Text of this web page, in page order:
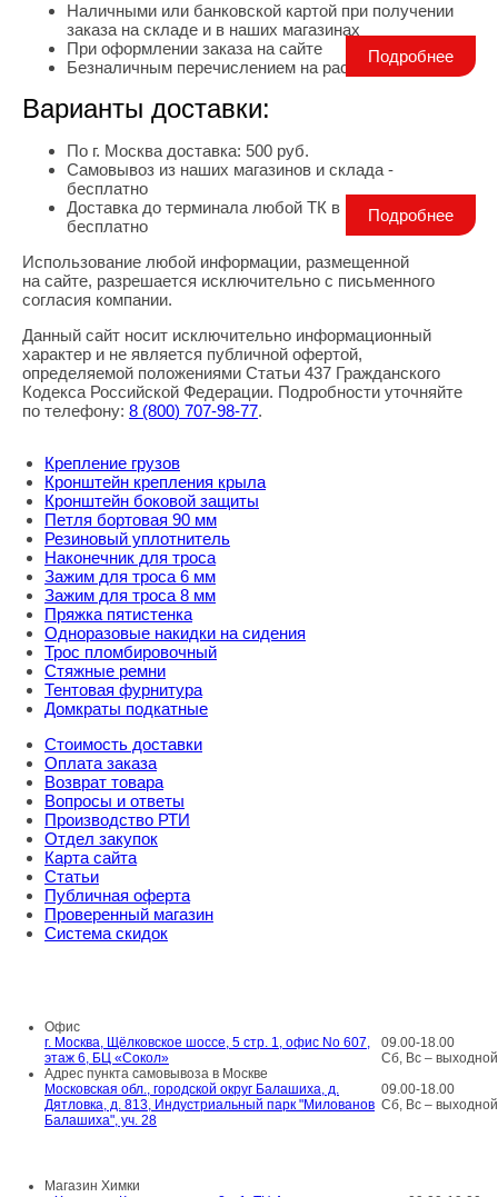
Наличными или банковской картой при получении
заказа на складе и в наших магазинах
При оформлении заказа на сайте
Безналичным перечислением на расчетный счет
Подробнее
Варианты доставки:
По г. Москва доставка: 500 руб.
Самовывоз из наших магазинов и склада -
бесплатно
Доставка до терминала любой ТК в г. Москва -
бесплатно
Подробнее
Правовая информация
Использование любой информации, размещенной
на сайте, разрешается исключительно с письменного
согласия компании.
Данный сайт носит исключительно информационный
характер и не является публичной офертой,
определяемой положениями Статьи 437 Гражданского
Кодекса Российской Федерации. Подробности уточняйте
по телефону: 8 (800) 707-98-77.
Крепление грузов
Кронштейн крепления крыла
Кронштейн боковой защиты
Петля бортовая 90 мм
Резиновый уплотнитель
Наконечник для троса
Зажим для троса 6 мм
Зажим для троса 8 мм
Пряжка пятистенка
Одноразовые накидки на сидения
Трос пломбировочный
Стяжные ремни
Тентовая фурнитура
Домкраты подкатные
Стоимость доставки
Оплата заказа
Возврат товара
Вопросы и ответы
Производство РТИ
Отдел закупок
Карта сайта
Статьи
Публичная оферта
Проверенный магазин
Система скидок
Офис
г. Москва, Щёлковское шоссе, 5 стр. 1, офис No 607,
этаж 6, БЦ «Сокол»
09.00-18.00
Сб, Вс – выходной
Адрес пункта самовывоза в Москве
Московская обл., городской округ Балашиха, д.
Дятловка, д. 813, Индустриальный парк "Милованов
Балашиха", уч. 28
09.00-18.00
Сб, Вс – выходной
Магазин Химки